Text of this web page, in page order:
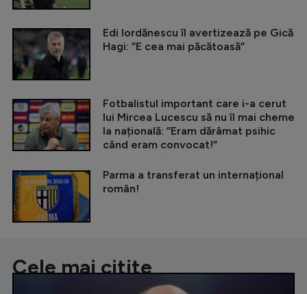
Edi Iordănescu îl avertizează pe Gică
Hagi: ”E cea mai păcătoasă”
Fotbalistul important care i-a cerut
lui Mircea Lucescu să nu îl mai cheme
la națională: ”Eram dărâmat psihic
când eram convocat!”
Parma a transferat un internațional
român!
Cele mai citite